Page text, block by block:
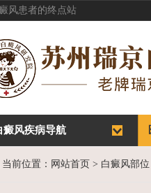
风患者的终点站
首页
癜风疾病导航
当前位置： 网站首页 > 白癜风部位